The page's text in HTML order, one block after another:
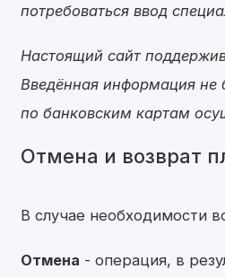
потребоваться ввод
Настоящий сайт
Введённая информация не
по банковским картам
Отмена и возврат
В случае необходимости
Отмена - операция, в